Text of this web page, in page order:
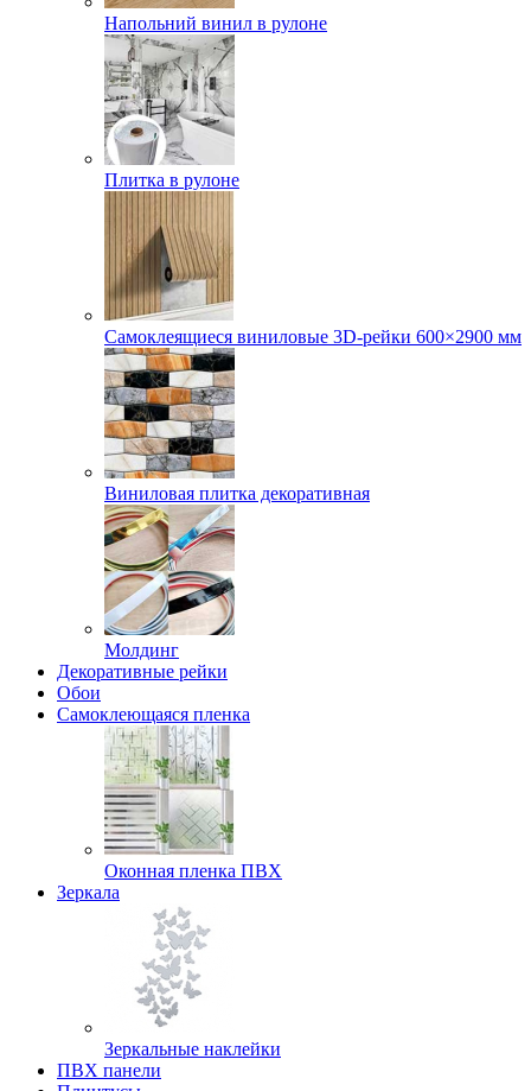
Напольний винил в рулоне
Плитка в рулоне
Самоклеящиеся виниловые 3D‑рейки 600×2900 мм
Виниловая плитка декоративная
Молдинг
Декоративные рейки
Обои
Самоклеющаяся пленка
Оконная пленка ПВХ
Зеркала
Зеркальные наклейки
ПВХ панели